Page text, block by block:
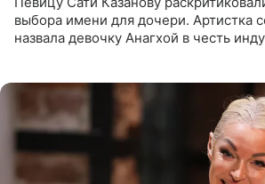
выбора имени для дочери. Артистка
назвала девочку Анагхой в честь